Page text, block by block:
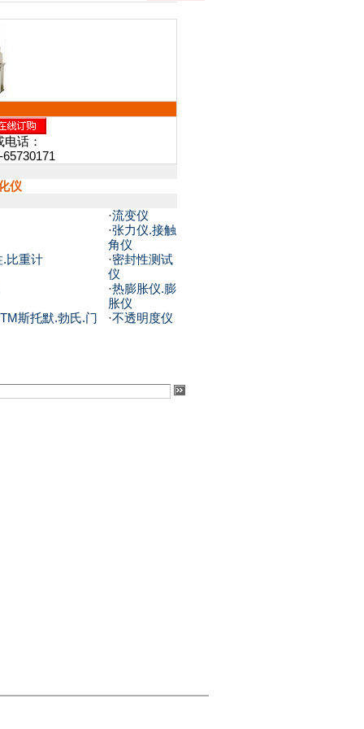
电话：
65730171
仪
·流变仪
·张力仪.接触
角仪
.比重计 ·密封性测试
仪
·热膨胀仪.膨
胀仪
斯托默.勃氏.门
·不透明度仪